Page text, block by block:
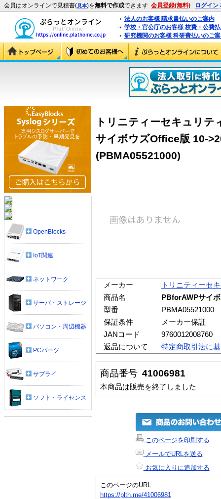
会員はオンラインで見積書(見本)を無料で作成できます 会員登録(無料) ログイン
法人のお客様 請求書払いのご案内
学校・官公庁のお客様 校費・公費
研究機関のお客様 科研費払いのご
トリニティーセキュリ
サイボウズOffice版 10-
(PBMA05521000)
メーカー
トリニティーセ
商品名
PBforAWPサイ
型番
PBMA05521000
保証条件
メーカー保証
JANコード
9760012008760
返品について
特定商取引法に
商品番号 41006981
本商品は販売を終了しました
このページを印刷する
メールでURLを送る
お気に入りに追加する
このページのURL
https://plth.me/41006981
OpenBlocks
IoT関連
ネットワーク
サーバ・ストレージ
パソコン・周辺機器
PCパーツ
サプライ
ソフト・ライセンス